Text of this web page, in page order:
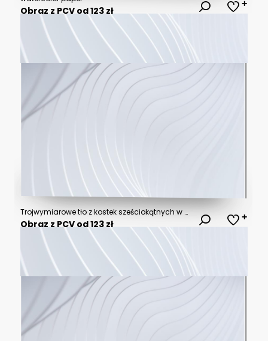
Obraz z PCV od 123 zł
Trojwymiarowe tło z kostek sześciokątnych w szarym kolorze - 3d rendering
Obraz z PCV od 123 zł